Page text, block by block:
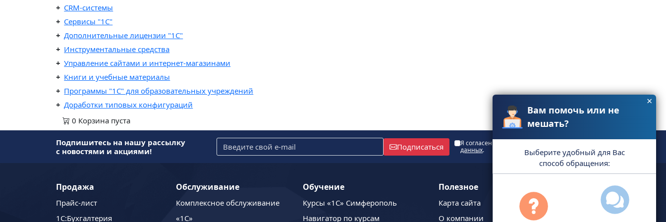
CRM-системы
Сервисы "1С"
Дополнительные лицензии "1С"
Инструментальные средства
Управление сайтами и интернет-магазинами
Книги и учебные материалы
Программы "1С" для образовательных учреждений
Доработки типовых конфигураций
0 Корзина пуста
Подпишитесь на нашу рассылку
с новостями и акциями!
Подписаться Я согласен с
данных.
Продажа
Прайс-лист
1C:Бухгалтерия
Обслуживание
Комплексное обслуживание
«1С»
Обучение
Курсы «1С» Симферополь
Навигатор по курсам
Полезное
Карта сайта
О компании
×
Вам помочь или не
мешать?
Выберите удобный для Вас
способ обращения: